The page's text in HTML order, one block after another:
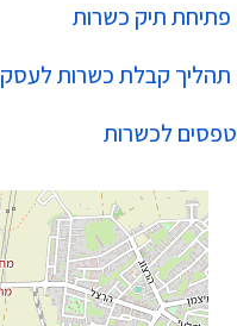
פתיחת תיק כשרות
תהליך קבלת כשרות לעסק
טפסים לכשרות